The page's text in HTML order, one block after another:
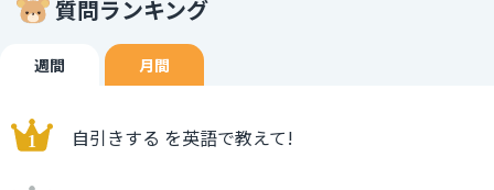
質問ランキング
週間 月間
自引きする を英語で教えて!